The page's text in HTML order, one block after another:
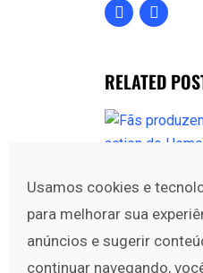
Usamos cookies e
para melhorar sua
anúncios e sugerir
continuar navegando,
RELATED